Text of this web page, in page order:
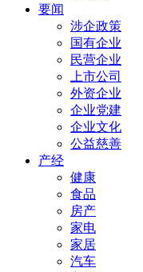
要闻
涉企政策
国有企业
民营企业
上市公司
外资企业
企业党建
企业文化
公益慈善
产经
健康
食品
房产
家电
家居
汽车